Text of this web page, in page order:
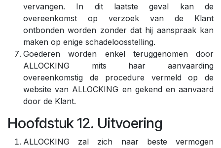
vervangen. In dit laatste geval kan de
overeenkomst op verzoek van de Klant
ontbonden worden zonder dat hij aanspraak kan
maken op enige schadeloosstelling.
Goederen worden enkel teruggenomen door
ALLOCKING mits haar aanvaarding
overeenkomstig de procedure vermeld op de
website van ALLOCKING en gekend en aanvaard
door de Klant.
Hoofdstuk 12. Uitvoering
ALLOCKING zal zich naar beste vermogen